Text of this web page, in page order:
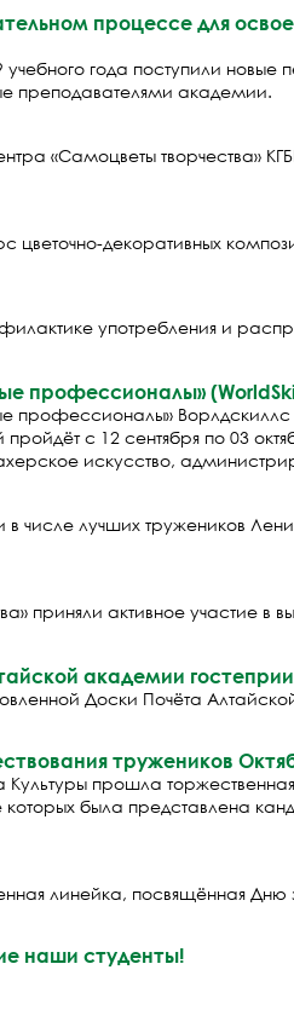
процессе для
года поступили новые
преподавателями академии.
«Самоцветы творчества»
цветочно-декоративных
употребления и
профессионалы»
профессионалы» Ворлдскиллс
с 12 сентября по 03
искусство,
числе лучших тружеников
приняли активное участие в
академии
Доски Почёта
тружеников
Культуры прошла
которых была представлена
линейка, посвящённая Дню
наши студенты!